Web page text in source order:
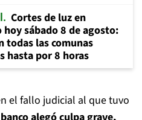
Cortes de luz en
hoy sábado 8 de agosto:
todas las comunas
hasta por 8 horas
el fallo judicial al que tuvo